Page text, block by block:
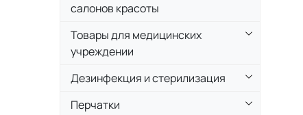
салонов красоты
Товары для медицинских
учреждении
Дезинфекция и стерилизация
Перчатки